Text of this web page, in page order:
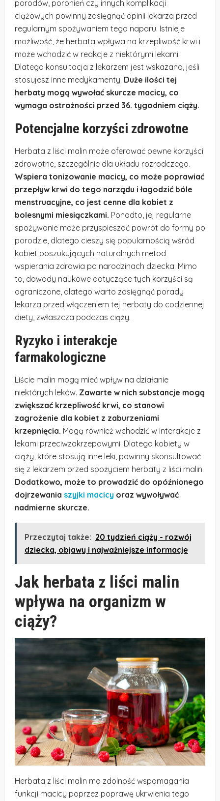
porodów, poronień czy innych komplikacji
ciążowych powinny zasięgnąć opinii lekarza przed
regularnym spożywaniem tego naparu. Istnieje
możliwość, że herbata wpływa na krzepliwość krwi i
może wchodzić w reakcje z niektórymi lekami.
Dlatego konsultacja z lekarzem jest wskazana, jeśli
stosujesz inne medykamenty. Duże ilości tej
herbaty mogą wywołać skurcze macicy, co
wymaga ostrożności przed 36. tygodniem ciąży.
Potencjalne korzyści zdrowotne
Herbata z liści malin może oferować pewne korzyści
zdrowotne, szczególnie dla układu rozrodczego.
Wspiera tonizowanie macicy, co może poprawiać
przepływ krwi do tego narządu i łagodzić bóle
menstruacyjne, co jest cenne dla kobiet z
bolesnymi miesiączkami. Ponadto, jej regularne
spożywanie może przyspieszać powrót do formy po
porodzie, dlatego cieszy się popularnością wśród
kobiet poszukujących naturalnych metod
wspierania zdrowia po narodzinach dziecka. Mimo
to, dowody naukowe dotyczące tych korzyści są
ograniczone, dlatego warto zasięgnąć porady
lekarza przed włączeniem tej herbaty do codziennej
diety, zwłaszcza podczas ciąży.
Ryzyko i interakcje
farmakologiczne
Liście malin mogą mieć wpływ na działanie
niektórych leków. Zawarte w nich substancje mogą
zwiększać krzepliwość krwi, co stanowi
zagrożenie dla kobiet z zaburzeniami
krzepnięcia. Mogą również wchodzić w interakcje z
lekami przeciwzakrzepowymi. Dlatego kobiety w
ciąży, które stosują inne leki, powinny skonsultować
się z lekarzem przed spożyciem herbaty z liści malin.
Dodatkowo, może to prowadzić do opóźnionego
dojrzewania szyjki macicy oraz wywoływać
nadmierne skurcze.
Przeczytaj także: 20 tydzień ciąży - rozwój
dziecka, objawy i najważniejsze informacje
Jak herbata z liści malin
wpływa na organizm w
ciąży?
Herbata z liści malin ma zdolność wspomagania
funkcji macicy poprzez poprawę ukrwienia tego